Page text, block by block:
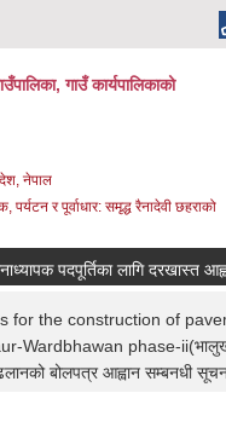
गाउँ कार्यपालिकाको
नेपाल
पर्यटन र पूर्वाधार: समृद्ध रैनादेवी छहराको
पदपूर्तिका लागि दरखास्त आह्वान
for the construction of
Wardbhawan phase-
बोलपत्र आह्वान सम्बनधी